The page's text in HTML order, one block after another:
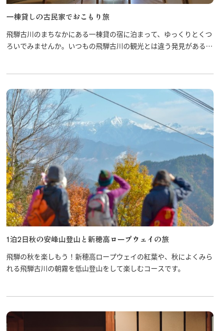
一棟貸しの古民家でおこもり旅
飛騨古川のまちなかにある一棟貸の宿に泊まって、ゆっくりとくつ
ろいでみませんか。いつもの飛騨古川の観光とは違う発見があるか
1泊2日秋の安峰山登山と新穂高ロープウェイの旅
飛騨の秋を楽しもう！新穂高ロープウェイの紅葉や、秋によくみら
れる飛騨古川の朝霧を低山登山をして楽しむコースです。